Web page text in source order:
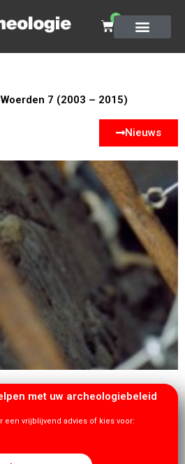
0
7 (2003 – 2015)
Nieuws
met uw archeologiebeleid
een vrijblijvend advies of kies voor: